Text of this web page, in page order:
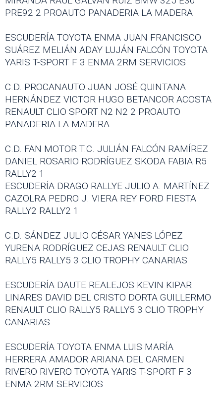
PRE92 2 PROAUTO PANADERIA LA MADERA
ESCUDERÍA TOYOTA ENMA JUAN FRANCISCO
SUÁREZ MELIÁN ADAY LUJÁN FALCÓN TOYOTA
YARIS T-SPORT F 3 ENMA 2RM SERVICIOS
C.D. PROCANAUTO JUAN JOSÉ QUINTANA
HERNÁNDEZ VICTOR HUGO BETANCOR ACOSTA
RENAULT CLIO SPORT N2 N2 2 PROAUTO
PANADERIA LA MADERA
C.D. FAN MOTOR T.C. JULIÁN FALCÓN RAMÍREZ
DANIEL ROSARIO RODRÍGUEZ SKODA FABIA R5
RALLY2 1
ESCUDERÍA DRAGO RALLYE JULIO A. MARTÍNEZ
CAZOLRA PEDRO J. VIERA REY FORD FIESTA
RALLY2 RALLY2 1
C.D. SÁNDEZ JULIO CÉSAR YANES LÓPEZ
YURENA RODRÍGUEZ CEJAS RENAULT CLIO
RALLY5 RALLY5 3 CLIO TROPHY CANARIAS
ESCUDERÍA DAUTE REALEJOS KEVIN KIPAR
LINARES DAVID DEL CRISTO DORTA GUILLERMO
RENAULT CLIO RALLY5 RALLY5 3 CLIO TROPHY
CANARIAS
ESCUDERÍA TOYOTA ENMA LUIS MARÍA
HERRERA AMADOR ARIANA DEL CARMEN
RIVERO RIVERO TOYOTA YARIS T-SPORT F 3
ENMA 2RM SERVICIOS